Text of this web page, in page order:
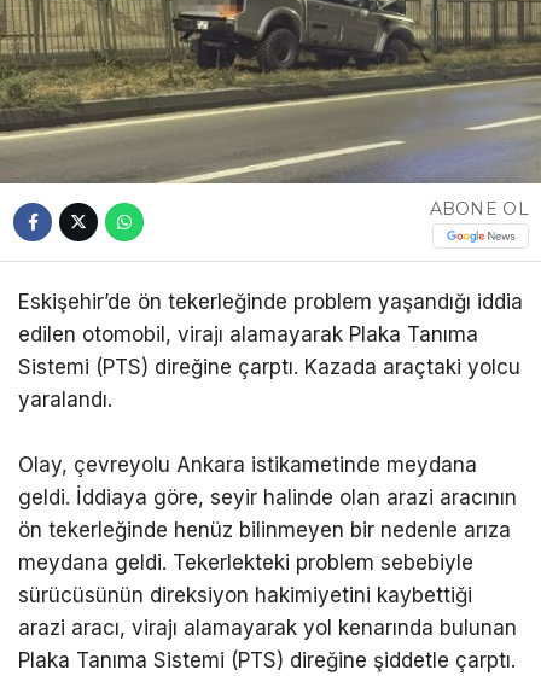
ABONE OL
Eskişehir’de ön tekerleğinde problem yaşandığı iddia
edilen otomobil, virajı alamayarak Plaka Tanıma
Sistemi (PTS) direğine çarptı. Kazada araçtaki yolcu
yaralandı.
Olay, çevreyolu Ankara istikametinde meydana
geldi. İddiaya göre, seyir halinde olan arazi aracının
ön tekerleğinde henüz bilinmeyen bir nedenle arıza
meydana geldi. Tekerlekteki problem sebebiyle
sürücüsünün direksiyon hakimiyetini kaybettiği
arazi aracı, virajı alamayarak yol kenarında bulunan
Plaka Tanıma Sistemi (PTS) direğine şiddetle çarptı.